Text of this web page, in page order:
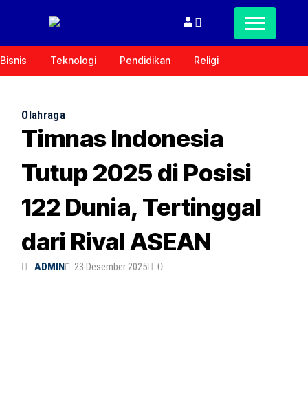
Bisnis Teknologi Pendidikan Religi
Olahraga
Timnas Indonesia
Tutup 2025 di Posisi
122 Dunia, Tertinggal
dari Rival ASEAN
ADMIN 23 Desember 2025 0